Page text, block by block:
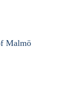
Malmö